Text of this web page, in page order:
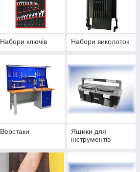
Набори ключів Набори виколоток
Верстаки
Ящики для
інструментів